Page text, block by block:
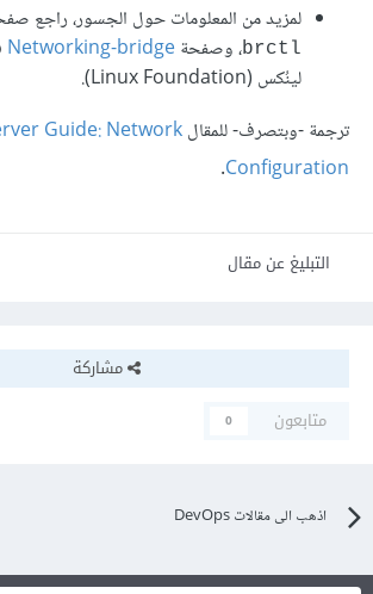
لمزيد من المعلومات حول الجسور، راجع
brctl، وصفحةNetworking-bridge
لينُكس (Linux Foundation).
ترجمة -وبتصرف- للمقالGuide: Network
Configuration
.
التبليغ عن مقال
مشاركة
متابعون
0
اذهب الى مقالات DevOps